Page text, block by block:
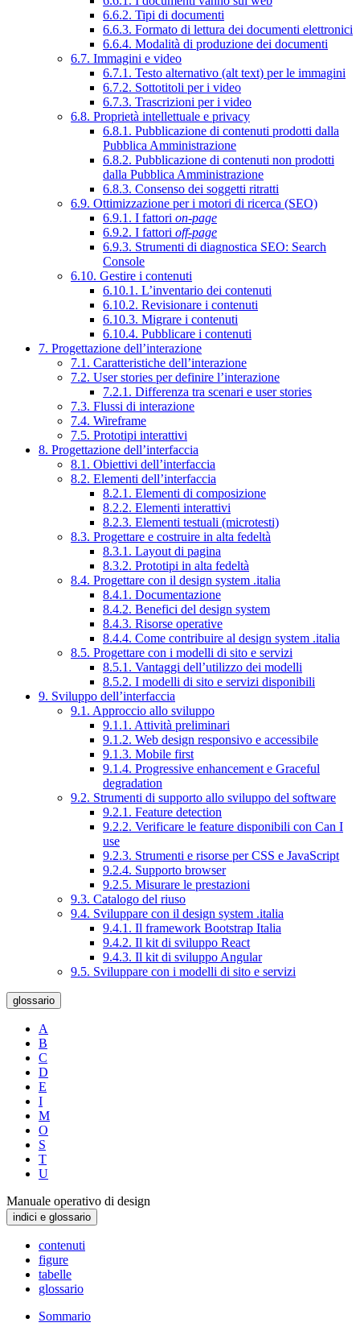
6.6.2. Tipi di documenti
6.6.3. Formato di lettura dei documenti elettronici
6.6.4. Modalità di produzione dei documenti
6.7. Immagini e video
6.7.1. Testo alternativo (alt text) per le immagini
6.7.2. Sottotitoli per i video
6.7.3. Trascrizioni per i video
6.8. Proprietà intellettuale e privacy
6.8.1. Pubblicazione di contenuti prodotti dalla
Pubblica Amministrazione
6.8.2. Pubblicazione di contenuti non prodotti
dalla Pubblica Amministrazione
6.8.3. Consenso dei soggetti ritratti
6.9. Ottimizzazione per i motori di ricerca (SEO)
6.9.1. I fattori on-page
6.9.2. I fattori off-page
6.9.3. Strumenti di diagnostica SEO: Search
Console
6.10. Gestire i contenuti
6.10.1. L’inventario dei contenuti
6.10.2. Revisionare i contenuti
6.10.3. Migrare i contenuti
6.10.4. Pubblicare i contenuti
7. Progettazione dell’interazione
7.1. Caratteristiche dell’interazione
7.2. User stories per definire l’interazione
7.2.1. Differenza tra scenari e user stories
7.3. Flussi di interazione
7.4. Wireframe
7.5. Prototipi interattivi
8. Progettazione dell’interfaccia
8.1. Obiettivi dell’interfaccia
8.2. Elementi dell’interfaccia
8.2.1. Elementi di composizione
8.2.2. Elementi interattivi
8.2.3. Elementi testuali (microtesti)
8.3. Progettare e costruire in alta fedeltà
8.3.1. Layout di pagina
8.3.2. Prototipi in alta fedeltà
8.4. Progettare con il design system .italia
8.4.1. Documentazione
8.4.2. Benefici del design system
8.4.3. Risorse operative
8.4.4. Come contribuire al design system .italia
8.5. Progettare con i modelli di sito e servizi
8.5.1. Vantaggi dell’utilizzo dei modelli
8.5.2. I modelli di sito e servizi disponibili
9. Sviluppo dell’interfaccia
9.1. Approccio allo sviluppo
9.1.1. Attività preliminari
9.1.2. Web design responsivo e accessibile
9.1.3. Mobile first
9.1.4. Progressive enhancement e Graceful
degradation
9.2. Strumenti di supporto allo sviluppo del software
9.2.1. Feature detection
9.2.2. Verificare le feature disponibili con Can I
use
9.2.3. Strumenti e risorse per CSS e JavaScript
9.2.4. Supporto browser
9.2.5. Misurare le prestazioni
9.3. Catalogo del riuso
9.4. Sviluppare con il design system .italia
9.4.1. Il framework Bootstrap Italia
9.4.2. Il kit di sviluppo React
9.4.3. Il kit di sviluppo Angular
9.5. Sviluppare con i modelli di sito e servizi
glossario
A
B
C
D
E
I
M
O
S
T
U
Manuale operativo di design
indici e glossario
contenuti
figure
tabelle
glossario
Sommario